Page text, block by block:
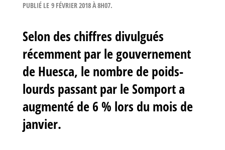
PUBLIÉ LE 9 FÉVRIER 2018 À 8H07.
Selon des chiffres divulgués
récemment par le gouvernement
de Huesca, le nombre de poids-
lourds passant par le Somport a
augmenté de 6 % lors du mois de
janvier.